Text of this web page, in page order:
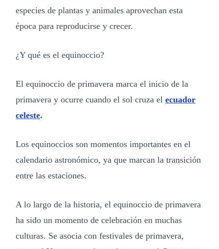
especies de plantas y animales aprovechan esta
época para reproducirse y crecer.
¿Y qué es el equinoccio?
El equinoccio de primavera marca el inicio de la
primavera y ocurre cuando el sol cruza el ecuador
celeste.
Los equinoccios son momentos importantes en el
calendario astronómico, ya que marcan la transición
entre las estaciones.
A lo largo de la historia, el equinoccio de primavera
ha sido un momento de celebración en muchas
culturas. Se asocia con festivales de primavera,